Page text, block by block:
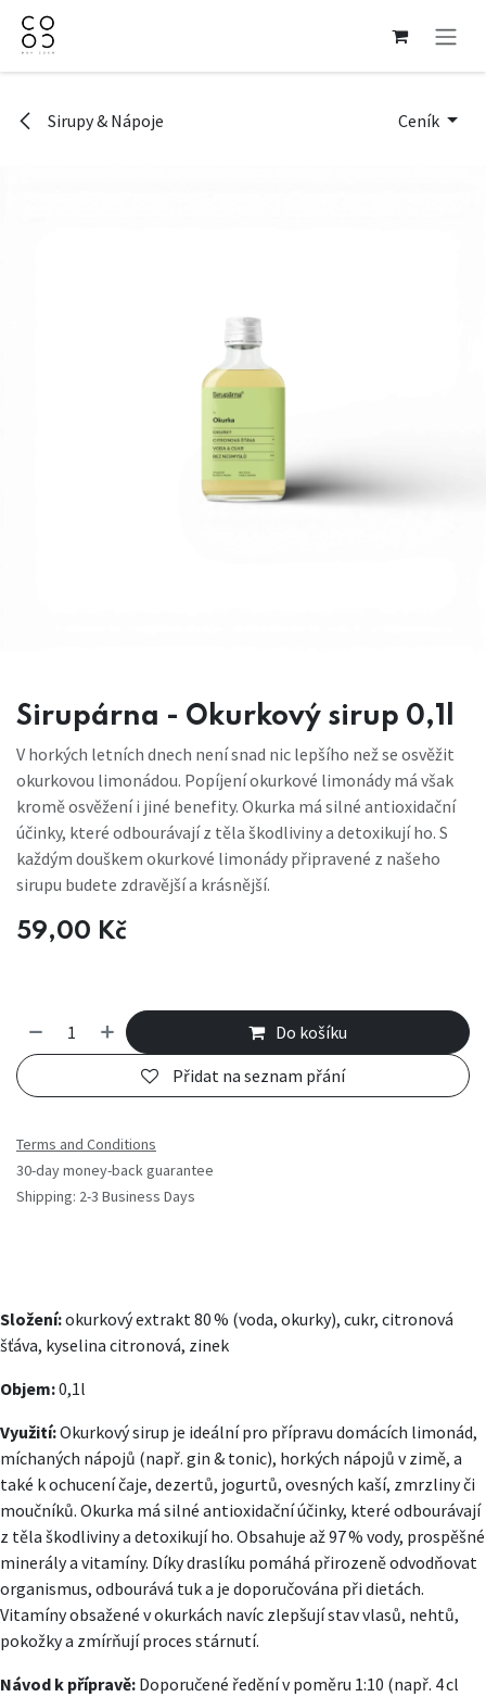
Přejít na obsah
Sirupy & Nápoje Ceník
Sirupárna - Okurkový sirup 0,1l
V horkých letních dnech není snad nic lepšího než se osvěžit
okurkovou limonádou. Popíjení okurkové limonády má však
kromě osvěžení i jiné benefity. Okurka má silné antioxidační
účinky, které odbourávají z těla škodliviny a detoxikují ho. S
každým douškem okurkové limonády připravené z našeho
sirupu budete zdravější a krásnější.
59,00 Kč
Do košíku
Přidat na seznam přání
Terms and Conditions
30-day money-back guarantee
Shipping: 2-3 Business Days
Složení:okurkový extrakt 80 % (voda, okurky), cukr, citronová
šťáva, kyselina citronová, zinek
Objem:0,1l
Využití:Okurkový sirup je ideální pro přípravu domácích limonád,
míchaných nápojů (např. gin & tonic), horkých nápojů v zimě, a
také k ochucení čaje, dezertů, jogurtů, ovesných kaší, zmrzliny či
moučníků. Okurka má silné antioxidační účinky, které odbourávají
z těla škodliviny a detoxikují ho. Obsahuje až 97 % vody, prospěšné
minerály a vitamíny. Díky draslíku pomáhá přirozeně odvodňovat
organismus, odbourává tuk a je doporučována při dietách.
Vitamíny obsažené v okurkách navíc zlepšují stav vlasů, nehtů,
pokožky a zmírňují proces stárnutí.
Návod k přípravě: Doporučené ředění v poměru 1:10 (např. 4 cl